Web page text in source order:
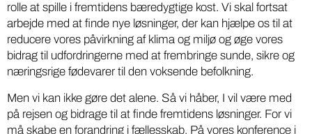
rolle at spille i fremtidens bæredygtige kost. Vi skal fortsat
arbejde med at finde nye løsninger, der kan hjælpe os til at
reducere vores påvirkning af klima og miljø og øge vores
bidrag til udfordringerne med at frembringe sunde, sikre og
næringsrige fødevarer til den voksende befolkning.
Men vi kan ikke gøre det alene. Så vi håber, I vil være med
på rejsen og bidrage til at finde fremtidens løsninger. For vi
må skabe en forandring i fællesskab. På vores konference i